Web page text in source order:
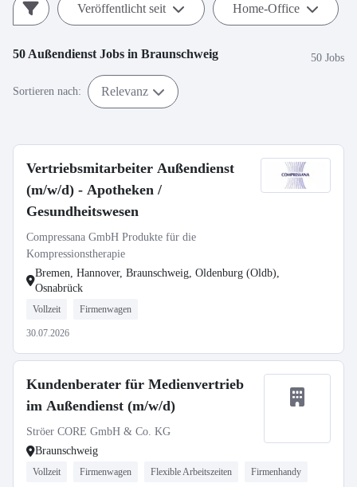
Veröffentlicht seit Home-Office
50 Außendienst Jobs in Braunschweig 50 Jobs
Sortieren nach: Relevanz
Vertriebsmitarbeiter Außendienst
(m/w/d) - Apotheken /
Gesundheitswesen
Compressana GmbH Produkte für die
Kompressionstherapie
Bremen, Hannover, Braunschweig, Oldenburg (Oldb),
Osnabrück
Vollzeit Firmenwagen
30.07.2026
Kundenberater für Medienvertrieb
im Außendienst (m/w/d)
Ströer CORE GmbH & Co. KG
Braunschweig
Vollzeit Firmenwagen Flexible Arbeitszeiten Firmenhandy